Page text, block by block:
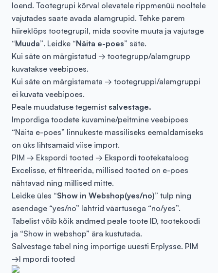
loend. Tootegrupi kõrval olevatele rippmenüü nooltele
vajutades saate avada alamgrupid. Tehke parem
hiireklõps tootegrupil, mida soovite muuta ja vajutage
“Muuda”. Leidke “Näita e-poes” säte.
Kui säte on märgistatud → tootegrupp/alamgrupp
kuvatakse veebipoes.
Kui säte on märgistamata → tootegruppi/alamgruppi
ei kuvata veebipoes.
Peale muudatuse tegemist salvestage.
Impordiga toodete kuvamine/peitmine veebipoes
“Näita e-poes” linnukeste massiliseks eemaldamiseks
on üks lihtsamaid viise import.
PIM → Ekspordi tooted → Ekspordi tootekataloog
Excelisse, et filtreerida, millised tooted on e-poes
nähtavad ning millised mitte.
Leidke üles “Show in Webshop(yes/no)” tulp ning
asendage “yes/no” lahtrid väärtusega “no/yes”.
Tabelist võib kõik andmed peale toote ID, tootekoodi
ja “Show in webshop” ära kustutada.
Salvestage tabel ning importige uuesti Erplysse. PIM
→I mpordi tooted